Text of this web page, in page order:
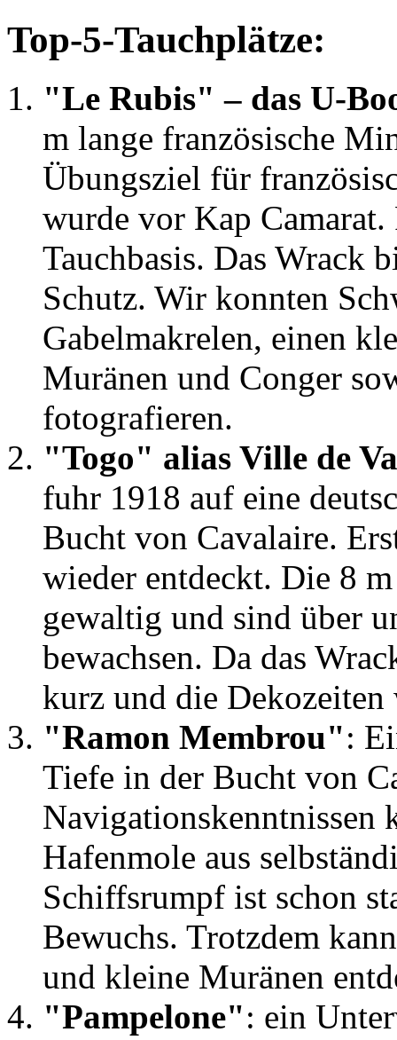
Top-5-Tauchplätze:
"Le Rubis" – das U-
m lange französische
Übungsziel für
wurde vor Kap
Tauchbasis. Das Wrack
Schutz. Wir konnten
Gabelmakrelen, einen
Muränen und Conger
fotografieren.
"Togo" alias Ville de
fuhr 1918 auf eine
Bucht von Cavalaire.
wieder entdeckt. Die 8
gewaltig und sind über
bewachsen. Da das
kurz und die Dekozeiten
"Ramon Membrou":
Tiefe in der Bucht von
Navigationskenntnissen
Hafenmole aus
Schiffsrumpf ist schon
Bewuchs. Trotzdem
und kleine Muränen
"Pampelone": ein